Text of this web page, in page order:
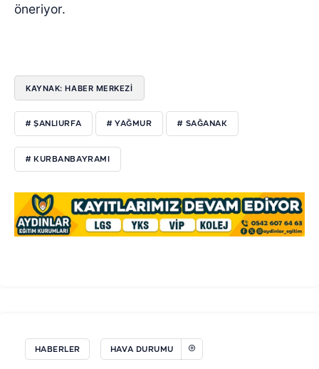
öneriyor.
KAYNAK: HABER MERKEZİ
# ŞANLIURFA # YAĞMUR # SAĞANAK
# KURBANBAYRAMI
HABERLER HAVA DURUMU